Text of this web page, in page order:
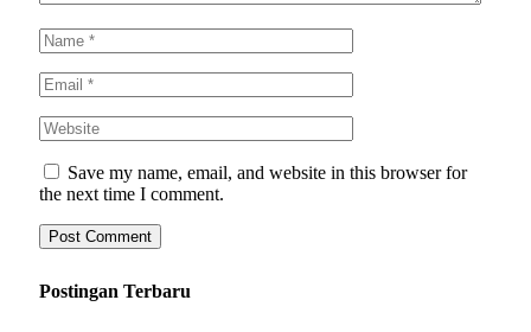
Save my name, email, and website in this browser for
the next time I comment.
Postingan Terbaru